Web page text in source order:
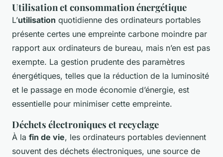
Utilisation et consommation énergétique
L’utilisation quotidienne des ordinateurs portables
présente certes une empreinte carbone moindre par
rapport aux ordinateurs de bureau, mais n’en est pas
exempte. La gestion prudente des paramètres
énergétiques, telles que la réduction de la luminosité
et le passage en mode économie d’énergie, est
essentielle pour minimiser cette empreinte.
Déchets électroniques et recyclage
À la fin de vie, les ordinateurs portables deviennent
souvent des déchets électroniques, une source de